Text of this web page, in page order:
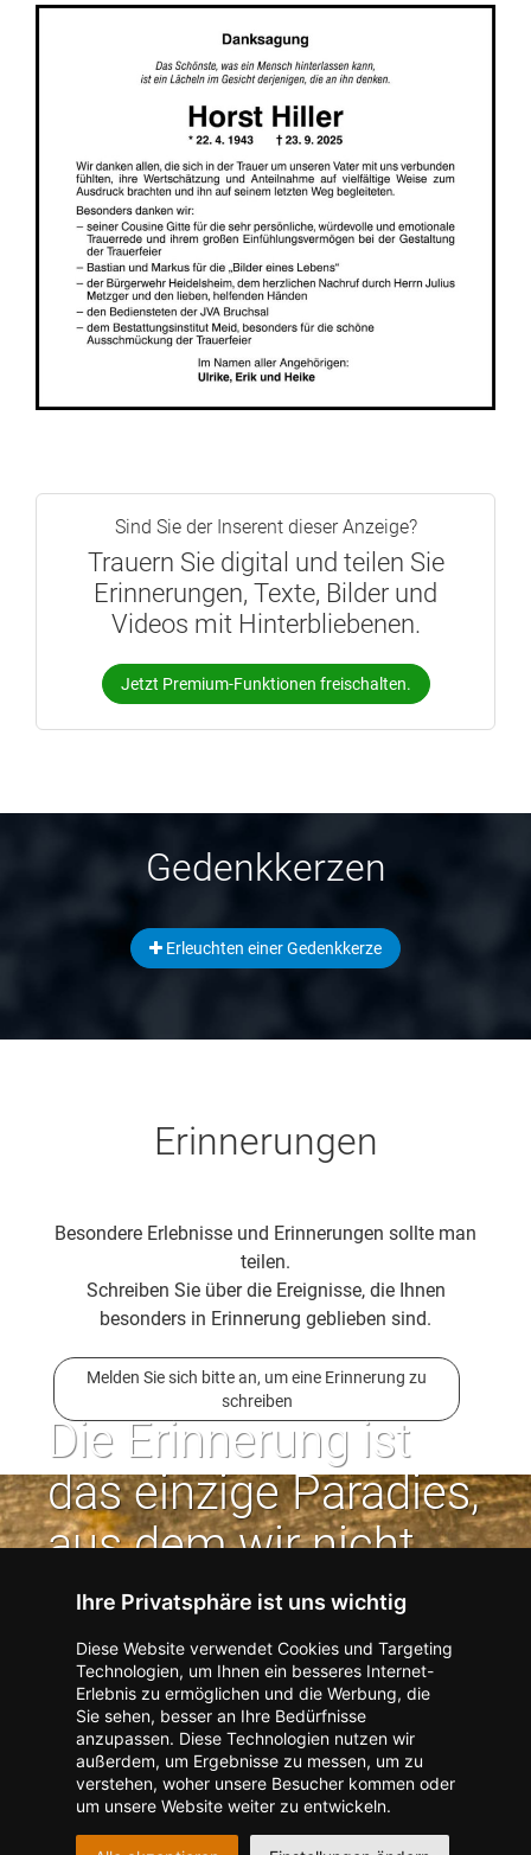
Ihre Privatsphäre ist uns wichtig
Diese Website verwendet Cookies und Targeting
Technologien, um Ihnen ein besseres Internet-
Erlebnis zu ermöglichen und die Werbung, die
Sie sehen, besser an Ihre Bedürfnisse
anzupassen. Diese Technologien nutzen wir
außerdem, um Ergebnisse zu messen, um zu
verstehen, woher unsere Besucher kommen oder
um unsere Website weiter zu entwickeln.
Sind Sie der Inserent dieser Anzeige?
Trauern Sie digital und teilen Sie
Erinnerungen, Texte, Bilder und
Videos mit Hinterbliebenen.
Jetzt Premium-Funktionen freischalten.
Gedenkkerzen
Erleuchten einer Gedenkkerze
Erinnerungen
Besondere Erlebnisse und Erinnerungen sollte man
teilen.
Schreiben Sie über die Ereignisse, die Ihnen
besonders in Erinnerung geblieben sind.
Melden Sie sich bitte an, um eine Erinnerung zu
schreiben
Die Erinnerung ist
das einzige Paradies,
aus dem wir nicht
vertrieben werden
können. | Jean Paul
Kontakt zum Verlag aufnehmen Missbrauch melden
Impressum Datenschutz
Barrierefreiheit
Barriere melden
m
A
c
Accessibility-Modus aktivieren
I
m
K
Kontrastmodus aktivieren
Hilfe
eigenes Gedenkportal erstellen